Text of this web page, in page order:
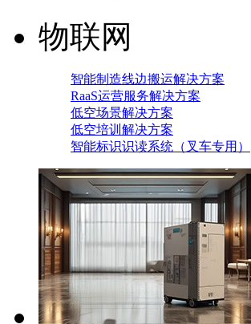
物联网
智能制造线边搬运解决方案
RaaS运营服务解决方案
低空场景解决方案
低空培训解决方案
智能标识识读系统（叉车专用）